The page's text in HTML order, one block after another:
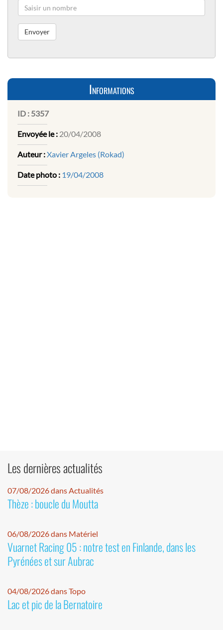
Informations
ID : 5357
Envoyée le : 20/04/2008
Auteur :Xavier Argeles (Rokad)
Date photo : 19/04/2008
Les dernières actualités
07/08/2026 dans Actualités
Thèze : boucle du Moutta
06/08/2026 dans Matériel
Vuarnet Racing 05 : notre test en Finlande, dans les
Pyrénées et sur Aubrac
04/08/2026 dans Topo
Lac et pic de la Bernatoire